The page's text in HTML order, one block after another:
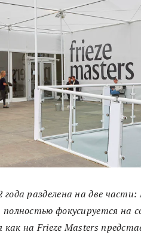
года разделена на две
полностью фокусируется на
на Frieze Masters